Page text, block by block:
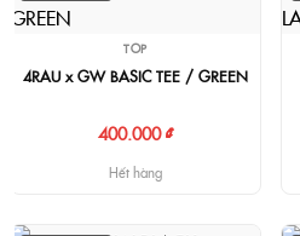
TOP
4RAU x GW BASIC TEE / GREEN
400.000 ₫
Hết hàng